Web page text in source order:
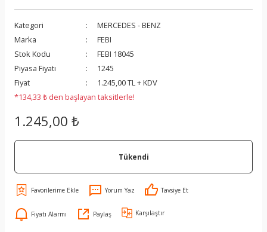
Kategori
MERCEDES - BENZ
Marka
FEBI
Stok Kodu
FEBI 18045
Piyasa Fiyatı
1245
Fiyat
1.245,00 TL + KDV
*134,33 ₺ den başlayan taksitlerle!
1.245,00 ₺
Tükendi
Yorum Yaz Tavsiye Et
Fiyatı Alarmı Paylaş Karşılaştır